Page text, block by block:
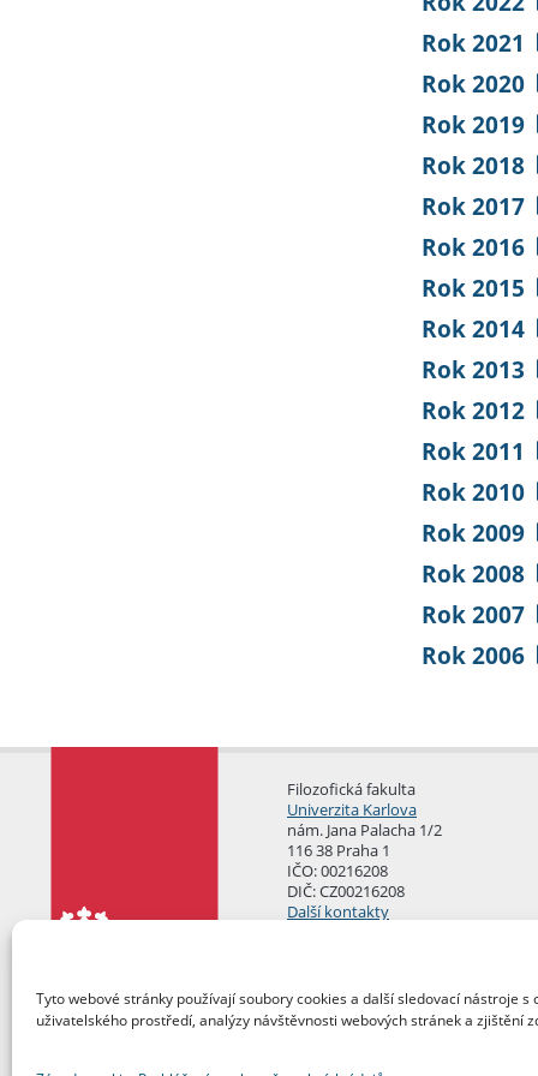
Tyto webové stránky používají soubory cookies a další sledovací nástroje s
uživatelského prostředí, analýzy návštěvnosti webových stránek a zjištění
Rok 2021
Rok 2020
Rok 2019
Rok 2018
Rok 2017
Rok 2016
Rok 2015
Rok 2014
Rok 2013
Rok 2012
Rok 2011
Rok 2010
Rok 2009
Rok 2008
Rok 2007
Rok 2006
Filozofická fakulta
Univerzita Karlova
nám. Jana Palacha 1/2
116 38 Praha 1
IČO: 00216208
DIČ: CZ00216208
Další kontakty